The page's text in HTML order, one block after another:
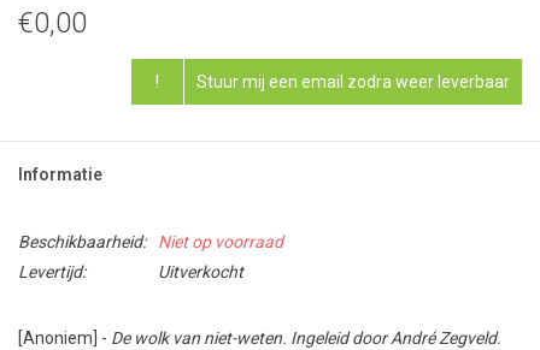
€0,00
! Stuur mij een email zodra weer leverbaar
Informatie
Beschikbaarheid:
Niet op voorraad
Levertijd:
Uitverkocht
[Anoniem] - De wolk van niet-weten. Ingeleid door André Zegveld.